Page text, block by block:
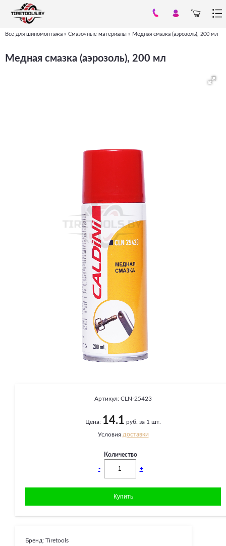
здесь
Все для шиномонтажа » Смазочные материалы » Медная смазка (аэрозоль), 200 мл
Медная смазка (аэрозоль), 200 мл
Артикул: CLN-25423
Цена: 14.1 руб. за 1 шт.
Условия доставки
Количество
- +
Бренд: Tiretools